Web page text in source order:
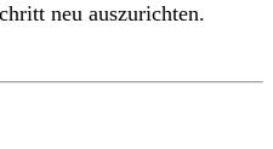
neu auszurichten.